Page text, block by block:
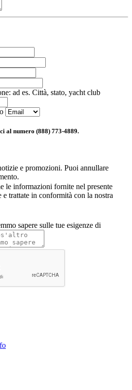
ad es. Città, stato, yacht club
al numero (888) 773-4889.
e promozioni. Puoi annullare
le informazioni fornite nel presente
e trattate in conformità con la nostra
sapere sulle tue esigenze di